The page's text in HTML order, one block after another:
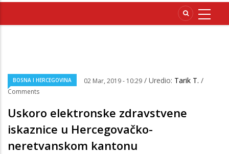
BOSNA I HERCEGOVINA 02 Mar, 2019 - 10:29 / Uredio: Tarik T. /
Comments
Uskoro elektronske zdravstvene
iskaznice u Hercegovačko-
neretvanskom kantonu